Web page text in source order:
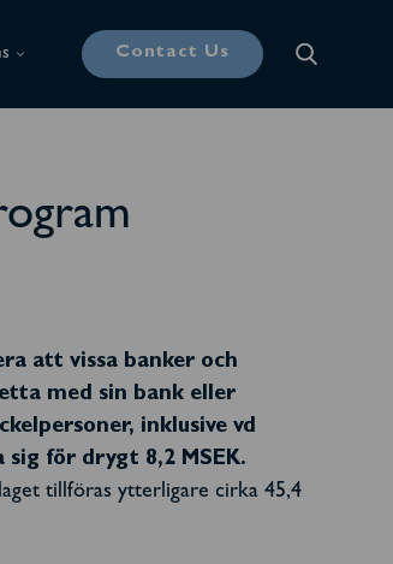
Contact Us
att vissa banker och
med sin bank eller
inklusive vd
för drygt 8,2 MSEK.
tillföras ytterligare cirka 45,4